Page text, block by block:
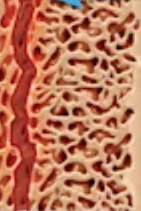
KreuLock™
educativas
en Arthrex?
tobillo CaderaOrtobiológicos Cirugía